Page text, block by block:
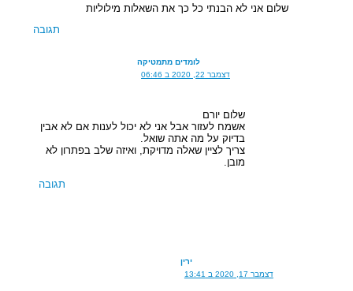
שלום אני לא הבנתי כל כך את השאלות מילוליות
תגובה
לומדים מתמטיקה
דצמבר 22, 2020 ב 06:46
שלום יורם
אשמח לעזור אבל אני לא יכול לענות אם לא אבין
בדיוק על מה אתה שואל.
צריך לציין שאלה מדויקת, ואיזה שלב בפתרון לא
מובן.
תגובה
ירין
דצמבר 17, 2020 ב 13:41